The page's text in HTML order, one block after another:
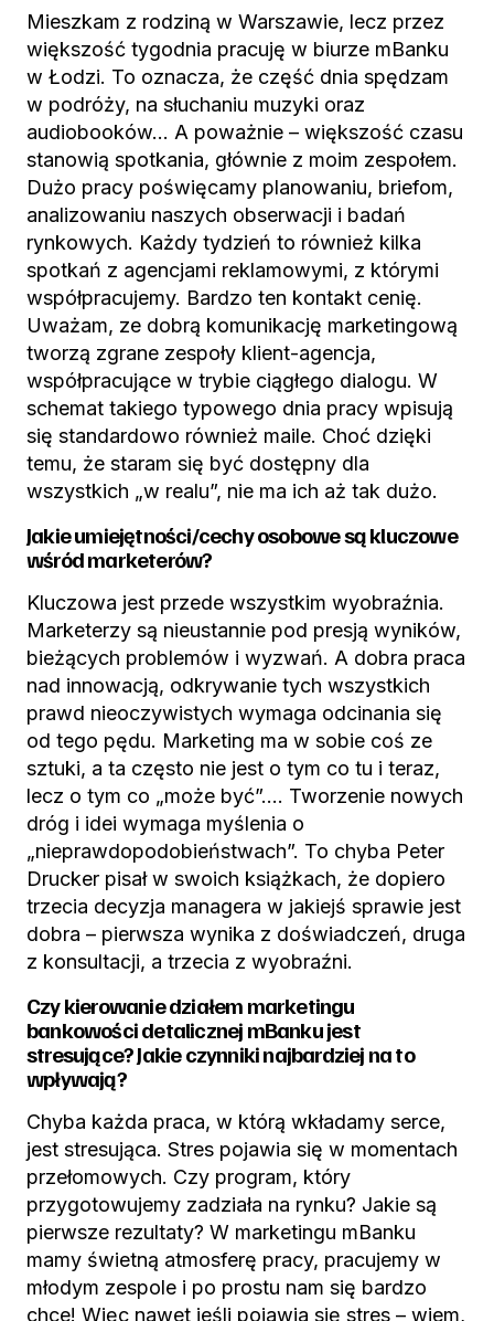
Mieszkam z rodziną w Warszawie, lecz przez
większość tygodnia pracuję w biurze mBanku
w Łodzi. To oznacza, że część dnia spędzam
w podróży, na słuchaniu muzyki oraz
audiobooków… A poważnie – większość czasu
stanowią spotkania, głównie z moim zespołem.
Dużo pracy poświęcamy planowaniu, briefom,
analizowaniu naszych obserwacji i badań
rynkowych. Każdy tydzień to również kilka
spotkań z agencjami reklamowymi, z którymi
współpracujemy. Bardzo ten kontakt cenię.
Uważam, ze dobrą komunikację marketingową
tworzą zgrane zespoły klient-agencja,
współpracujące w trybie ciągłego dialogu. W
schemat takiego typowego dnia pracy wpisują
się standardowo również maile. Choć dzięki
temu, że staram się być dostępny dla
wszystkich „w realu”, nie ma ich aż tak dużo.
Jakie umiejętności/cechy osobowe są kluczowe
wśród marketerów?
Kluczowa jest przede wszystkim wyobraźnia.
Marketerzy są nieustannie pod presją wyników,
bieżących problemów i wyzwań. A dobra praca
nad innowacją, odkrywanie tych wszystkich
prawd nieoczywistych wymaga odcinania się
od tego pędu. Marketing ma w sobie coś ze
sztuki, a ta często nie jest o tym co tu i teraz,
lecz o tym co „może być”…. Tworzenie nowych
dróg i idei wymaga myślenia o
„nieprawdopodobieństwach”. To chyba Peter
Drucker pisał w swoich książkach, że dopiero
trzecia decyzja managera w jakiejś sprawie jest
dobra – pierwsza wynika z doświadczeń, druga
z konsultacji, a trzecia z wyobraźni.
Czy kierowanie działem marketingu
bankowości detalicznej mBanku jest
stresujące? Jakie czynniki najbardziej na to
wpływają?
Chyba każda praca, w którą wkładamy serce,
jest stresująca. Stres pojawia się w momentach
przełomowych. Czy program, który
przygotowujemy zadziała na rynku? Jakie są
pierwsze rezultaty? W marketingu mBanku
mamy świetną atmosferę pracy, pracujemy w
młodym zespole i po prostu nam się bardzo
chce! Więc nawet jeśli pojawia się stres – wiem,